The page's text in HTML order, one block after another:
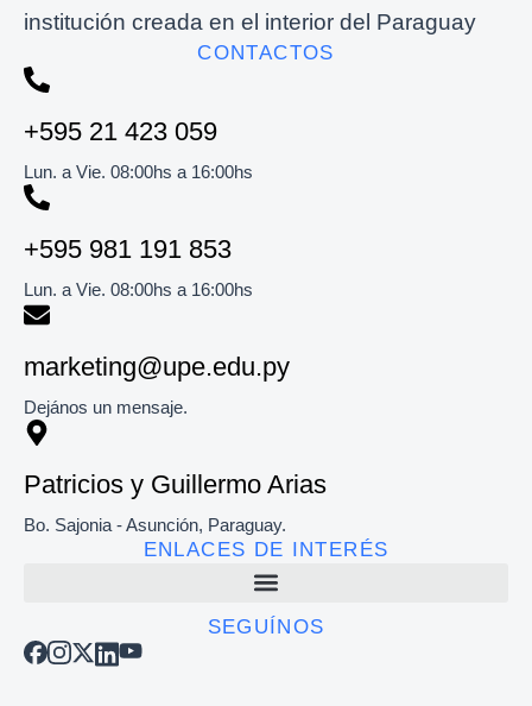
institución creada en el interior del Paraguay
CONTACTOS
+595 21 423 059
Lun. a Vie. 08:00hs a 16:00hs
+595 981 191 853​
Lun. a Vie. 08:00hs a 16:00hs
marketing@upe.edu.py
Dejános un mensaje.
Patricios y Guillermo Arias
Bo. Sajonia - Asunción, Paraguay.
ENLACES DE INTERÉS
SEGUÍNOS